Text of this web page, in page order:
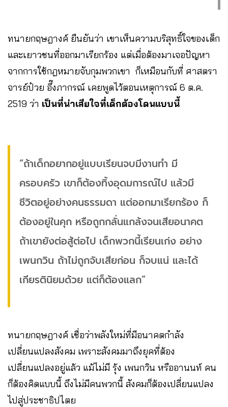
ทนายกฤษฎางค์ ยืนยันว่า เขาเห็นความบริสุทธิ์ใจของเด็ก
และเยาวชนที่ออกมาเรียกร้อง แต่เมื่อต้องมาเจอปัญหา
จากการใช้กฎหมายจับกุมพวกเขา ก็เหมือนกับที่ ศาสตรา
จารย์ป๋วย อึ๊งภากรณ์ เคยพูดไว้ตอนเหตุการณ์ 6 ต.ค.
2519 ว่า เป็นที่น่าเสียใจที่เด็กต้องโดนแบบนี้
“ถ้าเด็กอยากอยู่แบบเรียนจบมีงานทำ มี
ครอบครัว เขาก็ต้องทิ้งอุดมการณ์ไป แล้วมี
ชีวิตอยู่อย่างคนธรรมดา แต่ออกมาเรียกร้อง ก็
ต้องอยู่ในคุก หรือถูกกลั่นแกล้งจนเสียอนาคต
ถ้าเขายังต่อสู้ต่อไป เด็กพวกนี้เรียนเก่ง อย่าง
เพนกวิน ถ้าไม่ถูกจับเสียก่อน ก็จบแน่ และได้
เกียรตินิยมด้วย แต่ก็ต้องแลก”
ทนายกฤษฎางค์ เชื่อว่าพลังใหม่ที่มีอนาคตกำลัง
เปลี่ยนแปลงสังคม เพราะสังคมมาถึงยุคที่ต้อง
เปลี่ยนแปลงอยู่แล้ว แม้ไม่มี รุ้ง เพนกวิน หรืออานนท์ คน
ก็ต้องคิดแบบนี้ ถึงไม่มีคนพวกนี้ สังคมก็ต้องเปลี่ยนแปลง
ไปสู่ประชาธิปไตย